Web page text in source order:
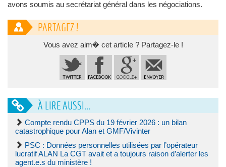
avons soumis au secrétariat général dans les négociations.
PARTAGEZ !
Vous avez aim� cet article ? Partagez-le !
À LIRE AUSSI...
Compte rendu CPPS du 19 février 2026 : un bilan
catastrophique pour Alan et GMF/Vivinter
PSC : Données personnelles utilisées par l’opérateur
lucratif ALAN La CGT avait et a toujours raison d’alerter les
agent.e.s du ministère !